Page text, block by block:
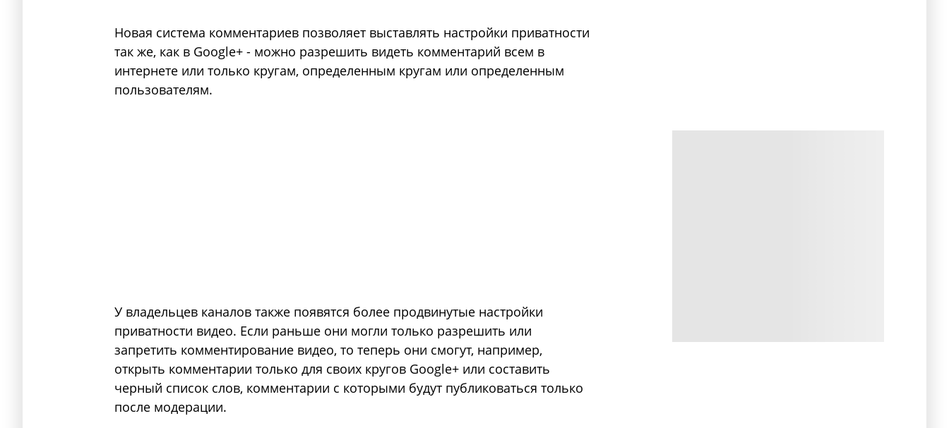
Новая система комментариев позволяет выставлять настройки приватности
так же, как в Google+ - можно разрешить видеть комментарий всем в
интернете или только кругам, определенным кругам или определенным
пользователям.
У владельцев каналов также появятся более продвинутые настройки
приватности видео. Если раньше они могли только разрешить или
запретить комментирование видео, то теперь они смогут, например,
открыть комментарии только для своих кругов Google+ или составить
черный список слов, комментарии с которыми будут публиковаться только
после модерации.